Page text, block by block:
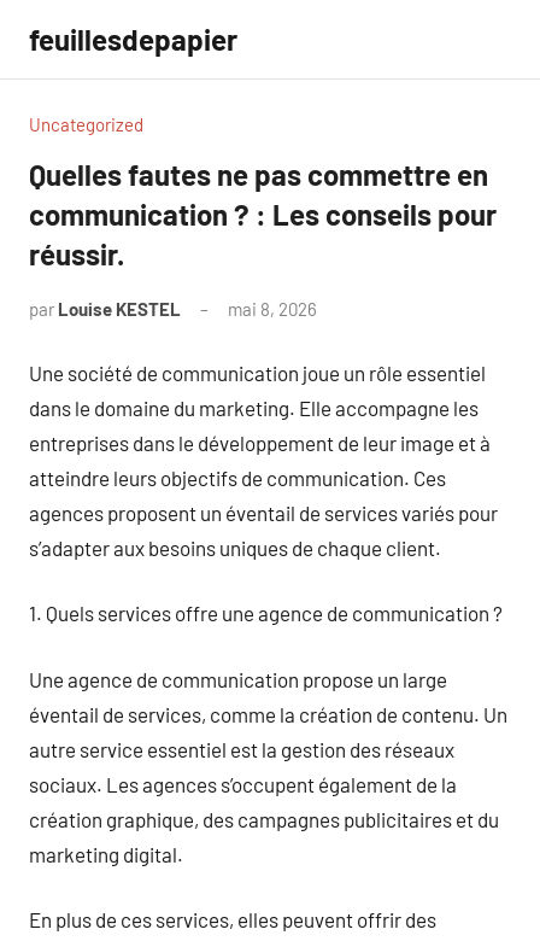
contenu
feuillesdepapier
Uncategorized
Quelles fautes ne pas commettre en
communication ? : Les conseils pour
réussir.
par Louise KESTEL mai 8, 2026
Une société de communication joue un rôle essentiel
dans le domaine du marketing. Elle accompagne les
entreprises dans le développement de leur image et à
atteindre leurs objectifs de communication. Ces
agences proposent un éventail de services variés pour
s’adapter aux besoins uniques de chaque client.
1. Quels services offre une agence de communication ?
Une agence de communication propose un large
éventail de services, comme la création de contenu. Un
autre service essentiel est la gestion des réseaux
sociaux. Les agences s’occupent également de la
création graphique, des campagnes publicitaires et du
marketing digital.
En plus de ces services, elles peuvent offrir des